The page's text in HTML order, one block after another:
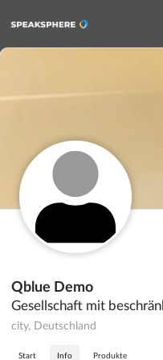
Qblue Demo
Gesellschaft mit
city, Deutschland
Start Info Produkte